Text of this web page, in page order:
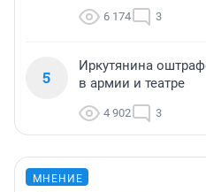
6 174 3
5
Иркутянина
в армии и театре
4 902 3
МНЕНИЕ